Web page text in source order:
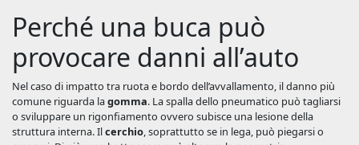
Perché una buca può
provocare danni all’auto
Nel caso di impatto tra ruota e bordo dell’avvallamento, il danno più
comune riguarda lagomma. La spalla dello pneumatico può tagliarsi
o sviluppare un rigonfiamento ovvero subisce una lesione della
struttura interna. Ilcerchio, soprattutto se in lega, può piegarsi o